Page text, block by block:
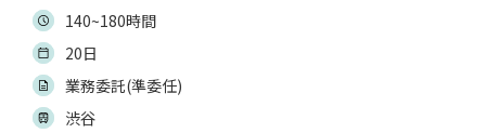
140~180時間
20日
業務委託(準委任)
渋谷